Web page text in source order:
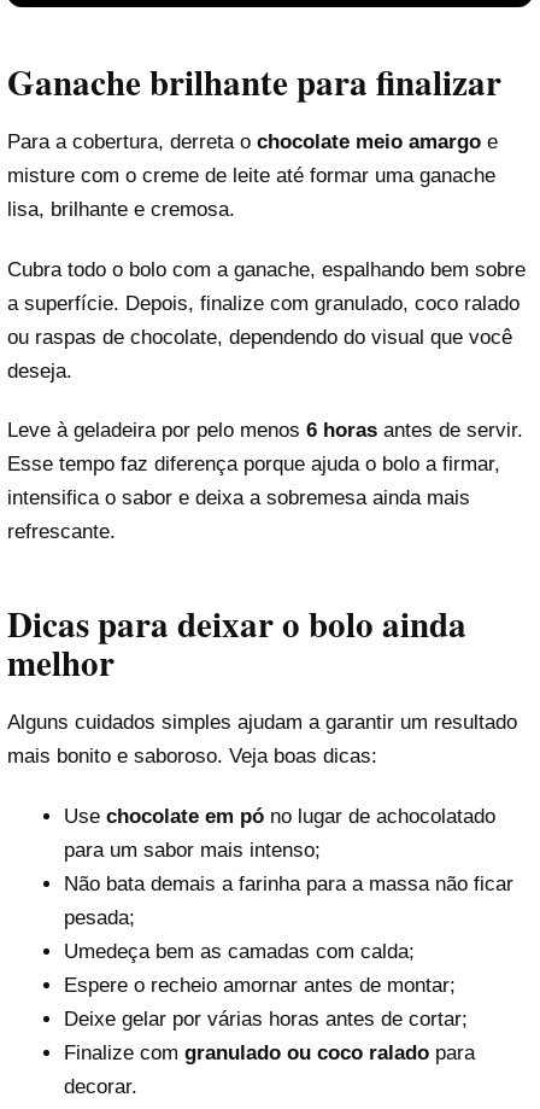
Reproduzir vídeo
Ganache brilhante para finalizar
Para a cobertura, derreta o chocolate meio amargo e
misture com o creme de leite até formar uma ganache
lisa, brilhante e cremosa.
Cubra todo o bolo com a ganache, espalhando bem sobre
a superfície. Depois, finalize com granulado, coco ralado
ou raspas de chocolate, dependendo do visual que você
deseja.
Leve à geladeira por pelo menos 6 horas antes de servir.
Esse tempo faz diferença porque ajuda o bolo a firmar,
intensifica o sabor e deixa a sobremesa ainda mais
refrescante.
Dicas para deixar o bolo ainda
melhor
Alguns cuidados simples ajudam a garantir um resultado
mais bonito e saboroso. Veja boas dicas:
Use chocolate em póno lugar de achocolatado
para um sabor mais intenso;
Não bata demais a farinha para a massa não ficar
pesada;
Umedeça bem as camadas com calda;
Espere o recheio amornar antes de montar;
Deixe gelar por várias horas antes de cortar;
Finalize com granulado ou coco raladopara
decorar.